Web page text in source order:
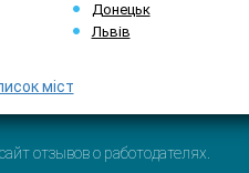
Донецьк
Львів
міст
отзывов о работодателях.